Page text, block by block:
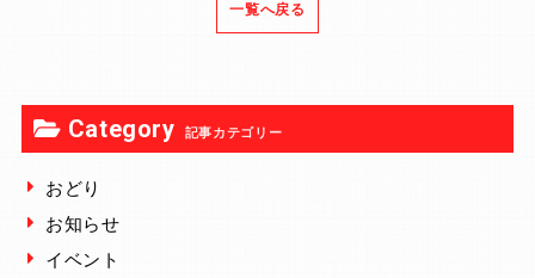
一覧へ戻る
Category 記事カテゴリー
おどり
お知らせ
イベント